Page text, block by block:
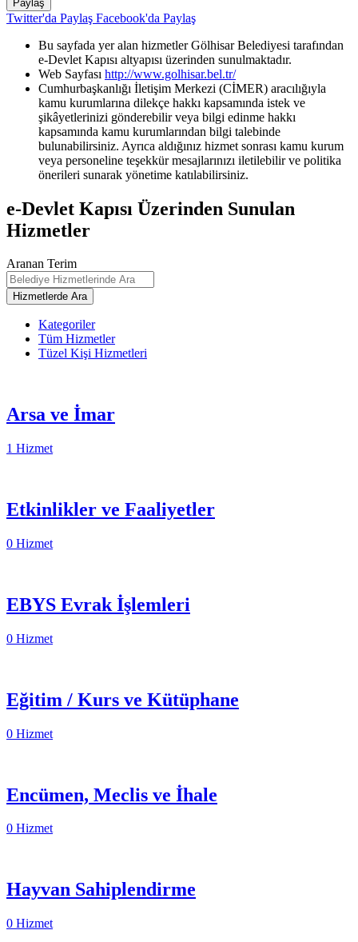
Paylaş
Twitter'da Paylaş Facebook'da Paylaş
Bu sayfada yer alan hizmetler Gölhisar Belediyesi tarafından
e-Devlet Kapısı altyapısı üzerinden sunulmaktadır.
Web Sayfası http://www.golhisar.bel.tr/
Cumhurbaşkanlığı İletişim Merkezi (CİMER) aracılığıyla
kamu kurumlarına dilekçe hakkı kapsamında istek ve
şikâyetlerinizi gönderebilir veya bilgi edinme hakkı
kapsamında kamu kurumlarından bilgi talebinde
bulunabilirsiniz. Ayrıca aldığınız hizmet sonrası kamu kurum
veya personeline teşekkür mesajlarınızı iletilebilir ve politika
önerileri sunarak yönetime katılabilirsiniz.
e-Devlet Kapısı Üzerinden Sunulan
Hizmetler
Aranan Terim
Kategoriler
Tüm Hizmetler
Tüzel Kişi Hizmetleri
Arsa ve İmar
1 Hizmet
Etkinlikler ve Faaliyetler
0 Hizmet
EBYS Evrak İşlemleri
0 Hizmet
Eğitim / Kurs ve Kütüphane
0 Hizmet
Encümen, Meclis ve İhale
0 Hizmet
Hayvan Sahiplendirme
0 Hizmet